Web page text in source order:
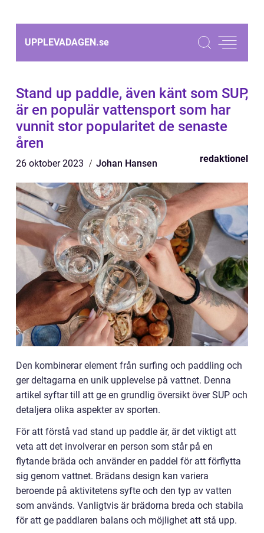
UPPLEVADAGEN.se
Stand up paddle, även känt som SUP,
är en populär vattensport som har
vunnit stor popularitet de senaste
åren
26 oktober 2023 Johan Hansen redaktionel
Den kombinerar element från surfing och paddling och
ger deltagarna en unik upplevelse på vattnet. Denna
artikel syftar till att ge en grundlig översikt över SUP och
detaljera olika aspekter av sporten.
För att förstå vad stand up paddle är, är det viktigt att
veta att det involverar en person som står på en
flytande bräda och använder en paddel för att förflytta
sig genom vattnet. Brädans design kan variera
beroende på aktivitetens syfte och den typ av vatten
som används. Vanligtvis är brädorna breda och stabila
för att ge paddlaren balans och möjlighet att stå upp.